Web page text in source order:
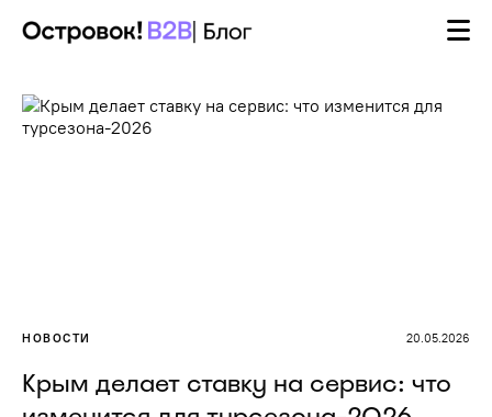
НОВОСТИ 20.05.2026
Крым делает ставку на сервис: что